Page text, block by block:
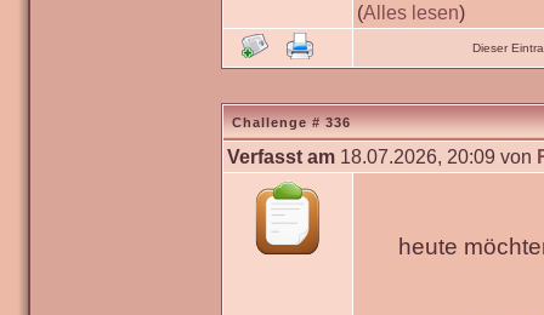
(Alles lesen)
Dieser
Challenge # 336
Verfasst am 18.07.2026, 20:09 von
heute